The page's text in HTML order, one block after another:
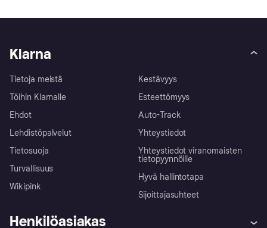
Klarna
Tietoja meistä
Töihin Klarnalle
Ehdot
Lehdistöpalvelut
Tietosuoja
Turvallisuus
Wikipink
Kestävyys
Esteettömyys
Auto-Track
Yhteystiedot
Yhteystiedot viranomaisten
tietopyynnöille
Hyvä hallintotapa
Sijoittajasuhteet
Henkilöasiakas